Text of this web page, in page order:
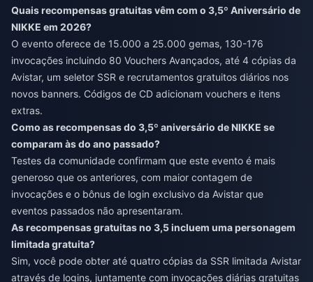
Quais recompensas gratuitas vêm com o 3,5º Aniversário de
NIKKE em 2026?
O evento oferece de 15.000 a 25.000 gemas, 130-176
invocações incluindo 80 Vouchers Avançados, até 4 cópias da
Avistar, um seletor SSR e recrutamentos gratuitos diários nos
novos banners. Códigos de CD adicionam vouchers e itens
extras.
Como as recompensas do 3,5º aniversário de NIKKE se
comparam às do ano passado?
Testes da comunidade confirmam que este evento é mais
generoso que os anteriores, com maior contagem de
invocações e o bônus de login exclusivo da Avistar que
eventos passados não apresentaram.
As recompensas gratuitas no 3,5 incluem uma personagem
limitada gratuita?
Sim, você pode obter até quatro cópias da SSR limitada Avistar
através de logins, juntamente com invocações diárias gratuitas